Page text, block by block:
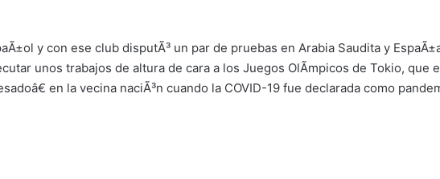
y con ese club disputÃ³ un par de pruebas en Arabia Saudita y
unos trabajos de altura de cara a los Juegos OlÃ­mpicos de Tokio, que
en la vecina naciÃ³n cuando la COVID-19 fue declarada como